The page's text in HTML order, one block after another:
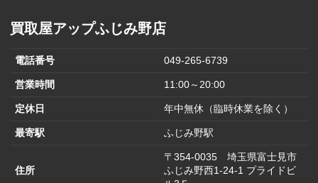
買取屋アップふじみ野店
電話番号 049-265-6739
営業時間 11:00～20:00
定休日 年中無休（臨時休業を除く）
最寄駅 ふじみ野駅
住所
〒354-0035 埼玉県富士見市
ふじみ野西1-24-1 プライドビ